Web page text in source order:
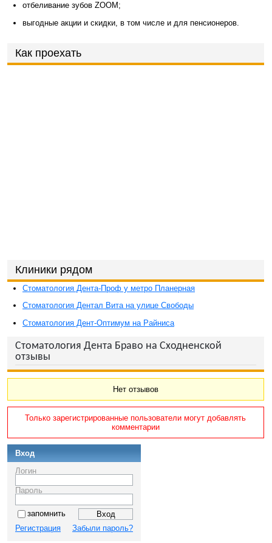
отбеливание зубов ZOOM;
выгодные акции и скидки, в том числе и для пенсионеров.
Как проехать
Клиники рядом
Стоматология Дента-Проф у метро Планерная
Стоматология Дентал Вита на улице Свободы
Стоматология Дент-Оптимум на Райниса
Стоматология Дента Браво на Сходненской
отзывы
Нет отзывов
Только зарегистрированные пользователи могут добавлять
комментарии
Вход
Логин
Пароль
запомнить
Регистрация
Забыли пароль?